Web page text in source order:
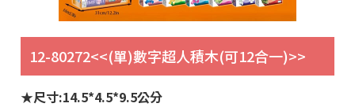
12-80272<<(單)數字超人積木(可12合一)>>
★尺寸:14.5*4.5*9.5公分